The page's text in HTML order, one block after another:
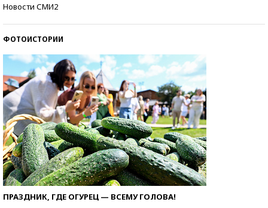
Новости СМИ2
ФОТОИСТОРИИ
ПРАЗДНИК, ГДЕ ОГУРЕЦ — ВСЕМУ ГОЛОВА!